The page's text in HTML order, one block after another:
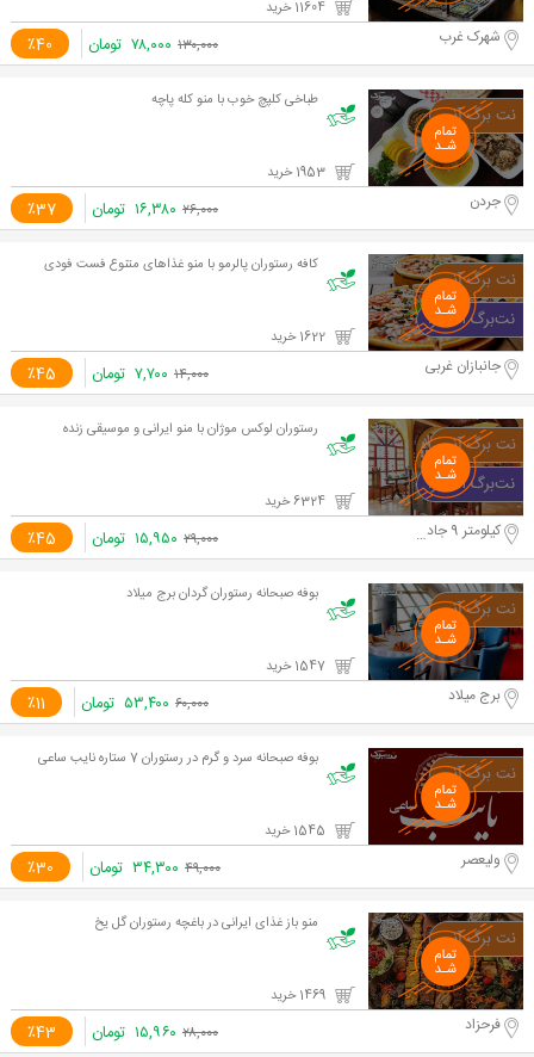
٪40 شهرک غرب ۱۳۰,۰۰۰ ۷۸,۰۰۰ تومان
طباخی کلپچ خوب با منو کله پاچه
٪37 جردن ۲۶,۰۰۰ ۱۶,۳۸۰ تومان
کافه رستوران پالرمو با منو غذاهای متنوع فست فودی
٪45 جانبازان غربی ۱۴,۰۰۰ ۷,۷۰۰ تومان
رستوران لوکس موژان با منو ایرانی و موسیقی زنده
٪45 کیلومتر 9 جاده مخصوص ۲۹,۰۰۰ ۱۵,۹۵۰ تومان
بوفه صبحانه رستوران گردان برج میلاد
٪11 برج میلاد ۶۰,۰۰۰ ۵۳,۴۰۰ تومان
بوفه صبحانه سرد و گرم در رستوران 7 ستاره نایب ساعی
٪30 ولیعصر ۴۹,۰۰۰ ۳۴,۳۰۰ تومان
منو باز غذای ایرانی در باغچه رستوران گل یخ
٪43 فرحزاد ۲۸,۰۰۰ ۱۵,۹۶۰ تومان